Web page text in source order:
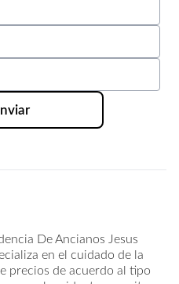
De Ancianos Jesus
en el cuidado de la
precios de acuerdo al tipo